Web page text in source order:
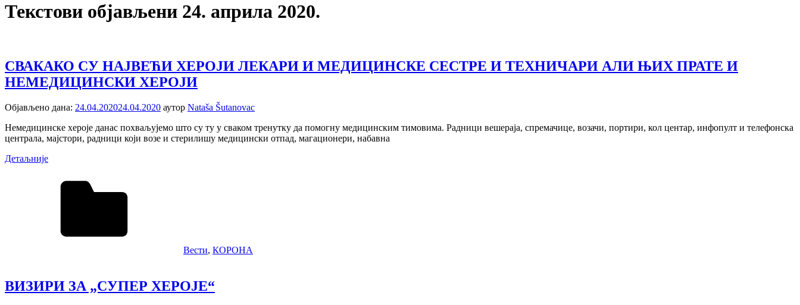
Текстови објављени 24. априла 2020.
СВАКАКО СУ НАЈВЕЋИ ХЕРОЈИ ЛЕКАРИ И МЕДИЦИНСКЕ СЕСТРЕ И ТЕХНИЧАРИ АЛИ ЊИХ ПРАТЕ И
НЕМЕДИЦИНСКИ ХЕРОЈИ
Објављено дана: 24.04.202024.04.2020 аутор Nataša Šutanovac
Немедицинске хероје данас похваљујемо што су ту у сваком тренутку да помогну медицинским тимовима. Радници вешераја, спремачице, возачи, портири, кол центар, инфопулт и телефонска
централа, мајстори, радници који возе и стерилишу медицински отпад, магационери, набавна
Детаљније
Вести, КОРОНА
ВИЗИРИ ЗА „СУПЕР ХЕРОЈЕ“